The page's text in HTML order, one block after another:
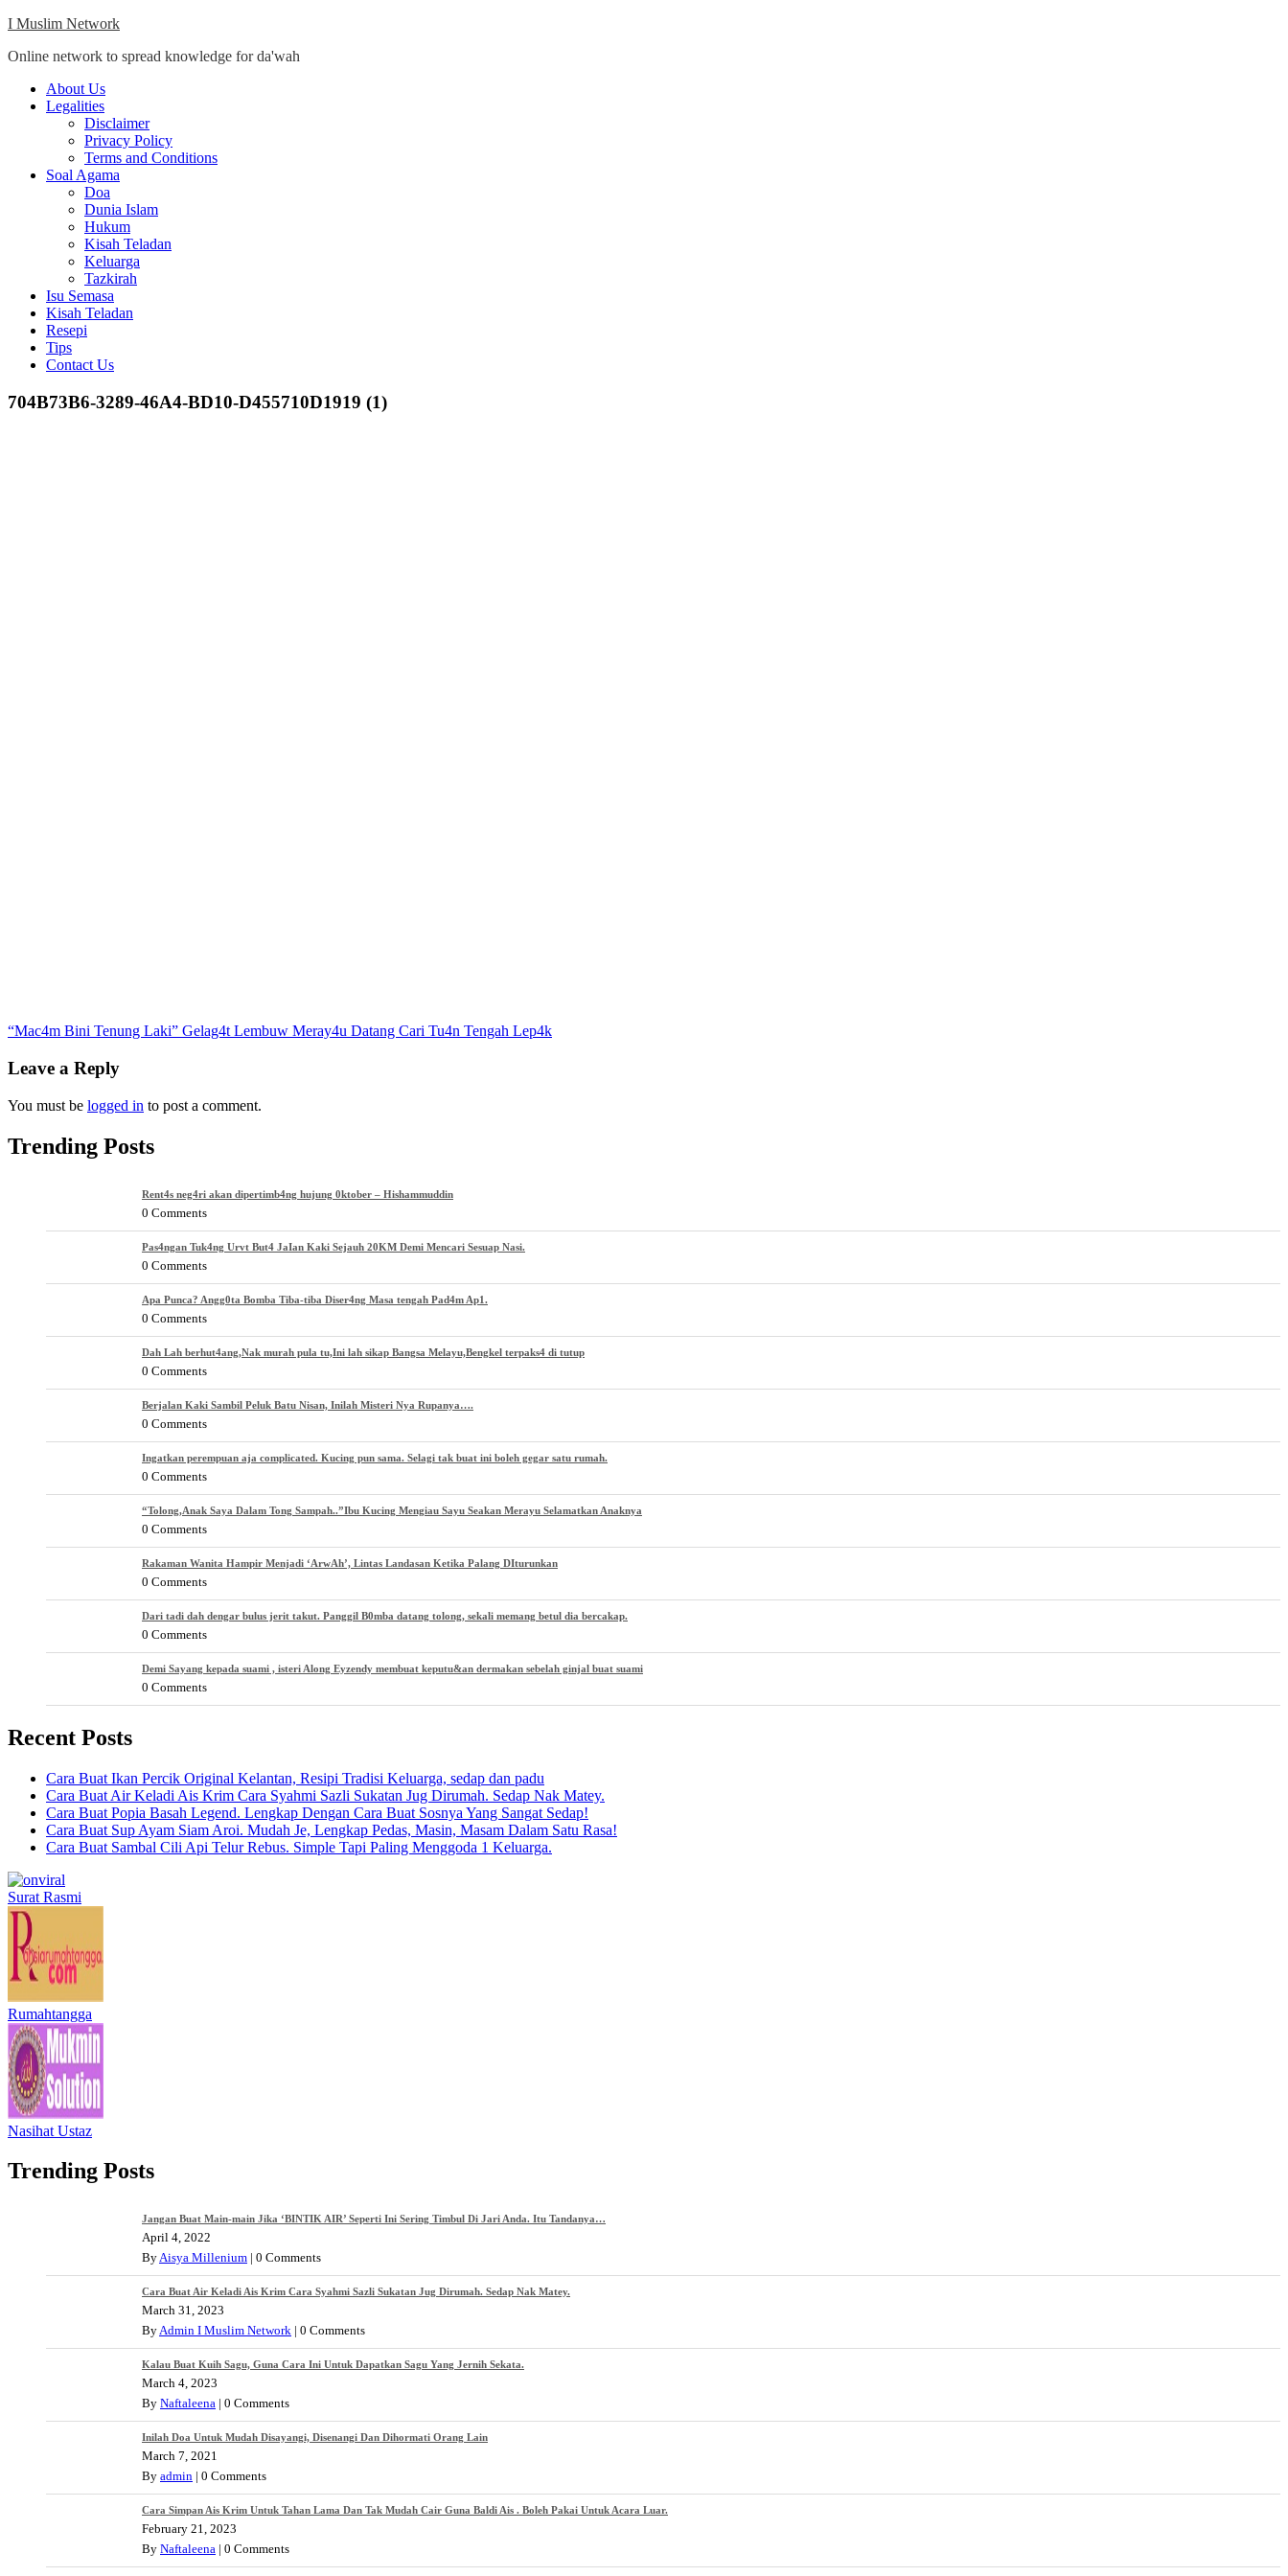
Skip
content
I Muslim Network
Online network to spread knowledge for da'wah
Close
Menu
About Us
Legalities
Disclaimer
Privacy Policy
Terms and Conditions
Soal Agama
Doa
Dunia Islam
Hukum
Kisah Teladan
Keluarga
Tazkirah
Isu Semasa
Kisah Teladan
Resepi
Tips
Contact Us
704B73B6-3289-46A4-BD10-D455710D1919 (1)
Post
navigation
“Mac4m Bini Tenung Laki” Gelag4t Lembuw Meray4u Datang Cari Tu4n Tengah Lep4k
Leave a Reply
You must be logged in to post a comment.
Trending Posts
Rent4s neg4ri akan dipertimb4ng hujung 0ktober – Hishammuddin
0 Comments
Pas4ngan Tuk4ng Urvt But4 JaIan Kaki Sejauh 20KM Demi Mencari Sesuap Nasi.
0 Comments
Apa Punca? Angg0ta Bomba Tiba-tiba Diser4ng Masa tengah Pad4m Ap1.
0 Comments
Dah Lah berhut4ang,Nak murah pula tu,Ini lah sikap Bangsa Melayu,Bengkel terpaks4 di tutup
0 Comments
Berjalan Kaki Sambil Peluk Batu Nisan, Inilah Misteri Nya Rupanya….
0 Comments
Ingatkan perempuan aja complicated. Kucing pun sama. Selagi tak buat ini boleh gegar satu rumah.
0 Comments
“Tolong,Anak Saya Dalam Tong Sampah..”Ibu Kucing Mengiau Sayu Seakan Merayu Selamatkan Anaknya
0 Comments
Rakaman Wanita Hampir Menjadi ‘ArwAh’, Lintas Landasan Ketika Palang DIturunkan
0 Comments
Dari tadi dah dengar bulus jerit takut. Panggil B0mba datang tolong, sekali memang betul dia bercakap.
0 Comments
Demi Sayang kepada suami , isteri Along Eyzendy membuat keputu&an dermakan sebelah ginjal buat suami
0 Comments
Recent Posts
Cara Buat Ikan Percik Original Kelantan, Resipi Tradisi Keluarga, sedap dan padu
Cara Buat Air Keladi Ais Krim Cara Syahmi Sazli Sukatan Jug Dirumah. Sedap Nak Matey.
Cara Buat Popia Basah Legend. Lengkap Dengan Cara Buat Sosnya Yang Sangat Sedap!
Cara Buat Sup Ayam Siam Aroi. Mudah Je, Lengkap Pedas, Masin, Masam Dalam Satu Rasa!
Cara Buat Sambal Cili Api Telur Rebus. Simple Tapi Paling Menggoda 1 Keluarga.
Surat Rasmi
Rumahtangga
Nasihat Ustaz
Trending Posts
Jangan Buat Main-main Jika ‘BINTIK AIR’ Seperti Ini Sering Timbul Di Jari Anda. Itu Tandanya…
April 4, 2022
ByAisya Millenium | 0 Comments
Cara Buat Air Keladi Ais Krim Cara Syahmi Sazli Sukatan Jug Dirumah. Sedap Nak Matey.
March 31, 2023
ByAdmin I Muslim Network | 0 Comments
Kalau Buat Kuih Sagu, Guna Cara Ini Untuk Dapatkan Sagu Yang Jernih Sekata.
March 4, 2023
By Naftaleena | 0 Comments
Inilah Doa Untuk Mudah Disayangi, Disenangi Dan Dihormati Orang Lain
March 7, 2021
By admin | 0 Comments
Cara Simpan Ais Krim Untuk Tahan Lama Dan Tak Mudah Cair Guna Baldi Ais . Boleh Pakai Untuk Acara Luar.
February 21, 2023
By Naftaleena | 0 Comments